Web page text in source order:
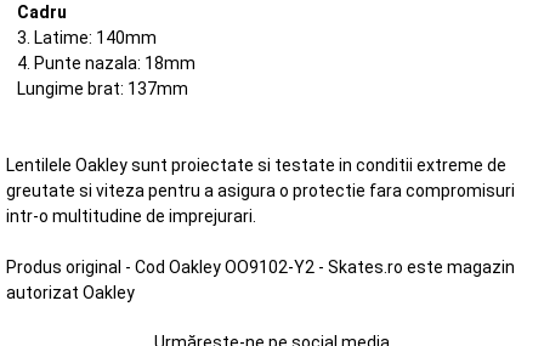
Cadru
3. Latime: 140mm
4. Punte nazala: 18mm
Lungime brat: 137mm
Lentilele Oakley sunt proiectate si testate in conditii extreme de
greutate si viteza pentru a asigura o protectie fara compromisuri
intr-o multitudine de imprejurari.
Produs original - Cod Oakley OO9102-Y2 - Skates.ro este magazin
autorizat Oakley